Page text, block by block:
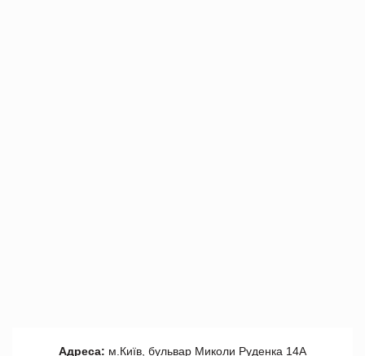
Адреса: м.Київ, бульвар Миколи Руденка 14А